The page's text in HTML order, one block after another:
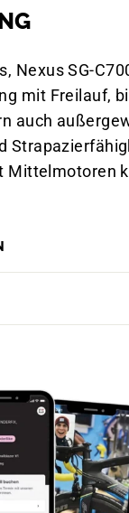
Nexus SG-
mit Freilauf,
auch
Mittelmotoren